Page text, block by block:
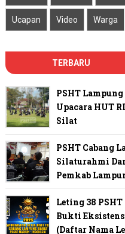
Ucapan Video Warga
TERBARU
PSHT
Upacara HUT
Silat
PSHT Cabang
Silaturahmi
Pemkab
Leting 38
Bukti
(Daftar Nama